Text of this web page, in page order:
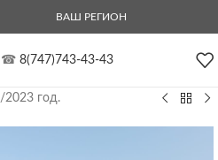
ВАШ РЕГИОН
☎ 8(747)743-43-43
/2023 год.